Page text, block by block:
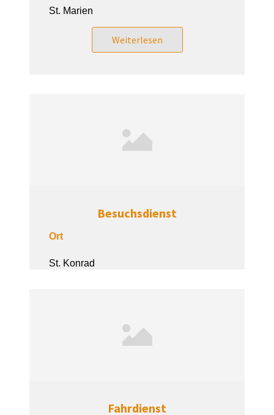
St. Marien
Weiterlesen
Besuchsdienst
Ort
St. Konrad
Fahrdienst